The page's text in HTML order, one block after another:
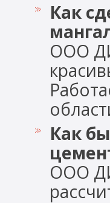
Как
ООО
Как
ООО